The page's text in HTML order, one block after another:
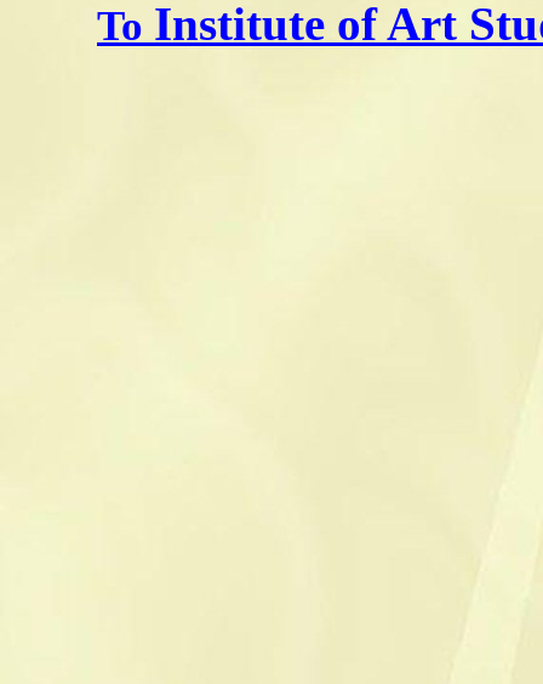
To Institute of Art